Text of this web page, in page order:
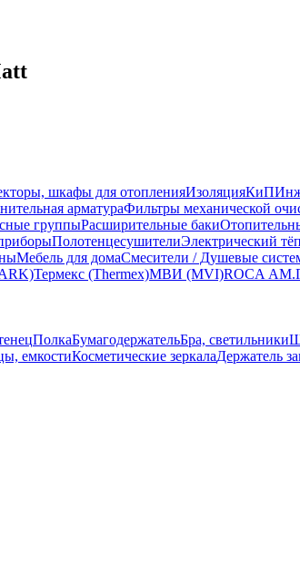
шкафы для отопленияИзоляцияКиП
арматураФильтры механической
группыРасширительные баки
ПолотенцесушителиЭлектрический
Мебель для домаСмесители / Душевые
Термекс (Thermex)МВИ (MVI)ROCA
ПолкаБумагодержательБра, светильники
емкостиКосметические зеркалаДержатель